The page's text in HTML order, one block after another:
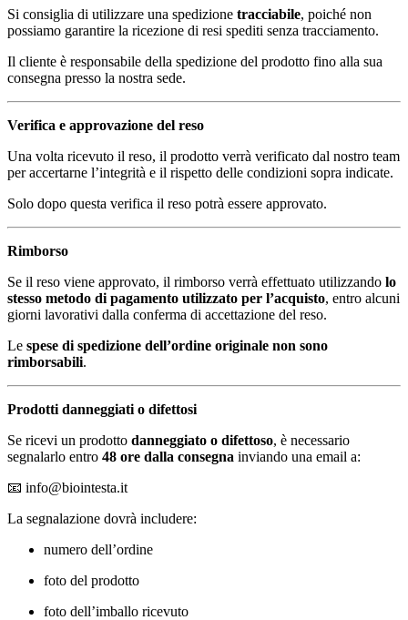
Si consiglia di utilizzare una spedizione tracciabile, poiché non
possiamo garantire la ricezione di resi spediti senza tracciamento.
Il cliente è responsabile della spedizione del prodotto fino alla sua
consegna presso la nostra sede.
Verifica e approvazione del reso
Una volta ricevuto il reso, il prodotto verrà verificato dal nostro team
per accertarne l’integrità e il rispetto delle condizioni sopra indicate.
Solo dopo questa verifica il reso potrà essere approvato.
Rimborso
Se il reso viene approvato, il rimborso verrà effettuato utilizzando lo
stesso metodo di pagamento utilizzato per l’acquisto, entro alcuni
giorni lavorativi dalla conferma di accettazione del reso.
Le spese di spedizione dell’ordine originale non sono
rimborsabili.
Prodotti danneggiati o difettosi
Se ricevi un prodotto danneggiato o difettoso, è necessario
segnalarlo entro 48 ore dalla consegna inviando una email a:
📧 info@biointesta.it
La segnalazione dovrà includere:
numero dell’ordine
foto del prodotto
foto dell’imballo ricevuto